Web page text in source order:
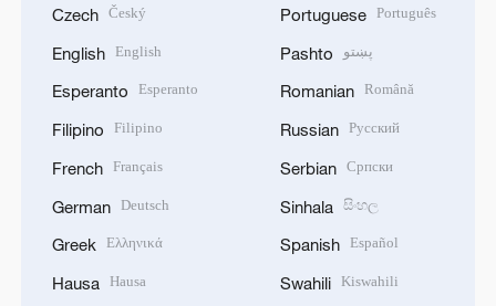
Czech Český
English English
Esperanto Esperanto
Filipino Filipino
French Français
German Deutsch
Greek Ελληνικά
Hausa Hausa
Portuguese Português
Pashto پښتو
Romanian Română
Russian Русский
Serbian Српски
Sinhala සිංහල
Spanish Español
Swahili Kiswahili